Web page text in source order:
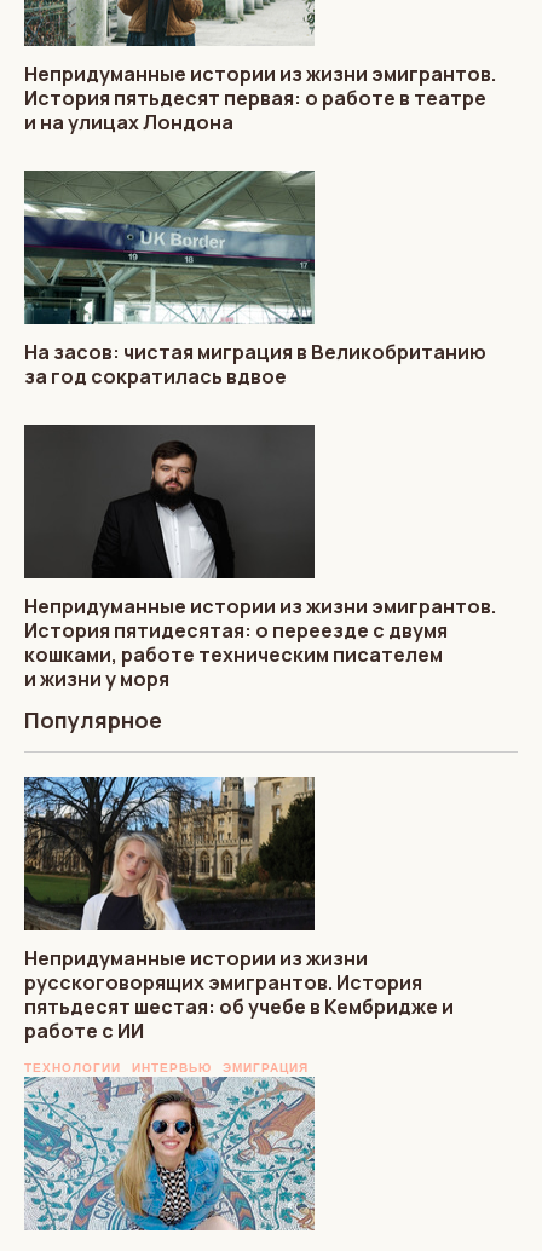
Непридуманные истории из жизни эмигрантов.
История пятьдесят первая: о работе в театре
и на улицах Лондона
На засов: чистая миграция в Великобританию
за год сократилась вдвое
Непридуманные истории из жизни эмигрантов.
История пятидесятая: о переезде с двумя
кошками, работе техническим писателем
и жизни у моря
Популярное
Непридуманные истории из жизни
русскоговорящих эмигрантов. История
пятьдесят шестая: об учебе в Кембридже и
работе с ИИ
ТЕХНОЛОГИИ ИНТЕРВЬЮ ЭМИГРАЦИЯ